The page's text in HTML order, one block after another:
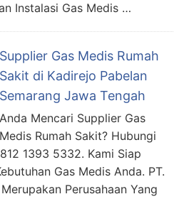
Instalasi Gas Medis …
Supplier Gas Medis Rumah
Sakit di Kadirejo Pabelan
Semarang Jawa Tengah
Anda Mencari Supplier Gas
Medis Rumah Sakit? Hubungi
1393 5332. Kami Siap
Gas Medis Anda. PT.
Perusahaan Yang